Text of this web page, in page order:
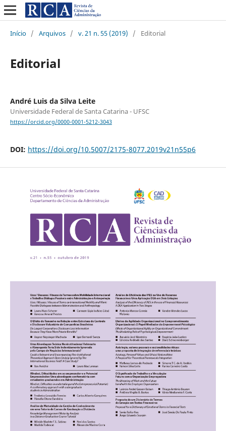
Início / Arquivos / v. 21 n. 55 (2019) / Editorial
Editorial
André Luis da Silva Leite
Universidade Federal de Santa Catarina - UFSC
https://orcid.org/0000-0001-5212-3043
DOI: https://doi.org/10.5007/2175-8077.2019v21n55p6